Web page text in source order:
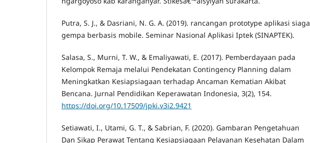
Putra, S. J., & Dasriani, N. G. A. (2019). rancangan prototype aplikasi siaga
gempa berbasis mobile. Seminar Nasional Aplikasi Iptek (SINAPTEK).
Salasa, S., Murni, T. W., & Emaliyawati, E. (2017). Pemberdayaan pada
Kelompok Remaja melalui Pendekatan Contingency Planning dalam
Meningkatkan Kesiapsiagaan terhadap Ancaman Kematian Akibat
Bencana. Jurnal Pendidikan Keperawatan Indonesia, 3(2), 154.
https://doi.org/10.17509/jpki.v3i2.9421
Setiawati, I., Utami, G. T., & Sabrian, F. (2020). Gambaran Pengetahuan
Dan Sikap Perawat Tentang Kesiapsiagaan Pelayanan Kesehatan Dalam